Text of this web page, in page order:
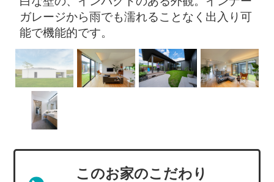
ガレージから雨でも濡れることなく出入り可
能で機能的です。
このお家のこだわり